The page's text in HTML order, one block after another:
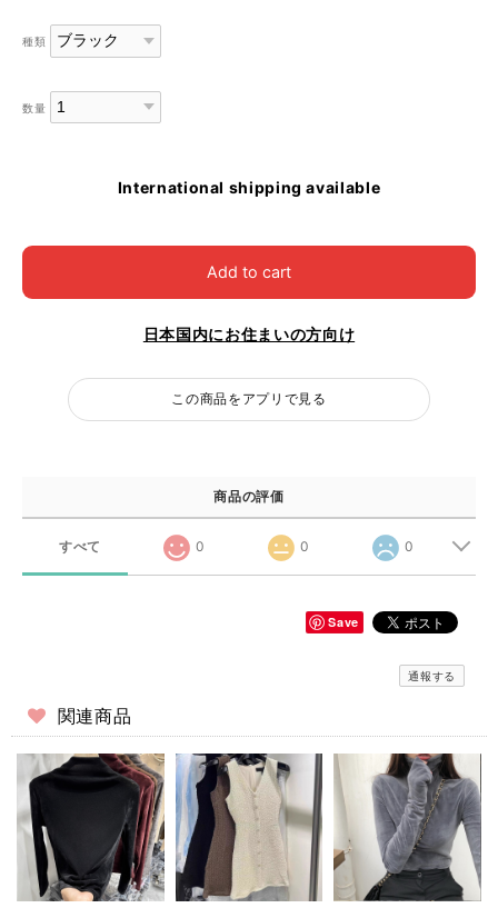
種類
数量
International shipping available
Add to cart
日本国内にお住まいの方向け
この商品をアプリで見る
商品の評価
すべて 0 0 0
Save
通報する
関連商品